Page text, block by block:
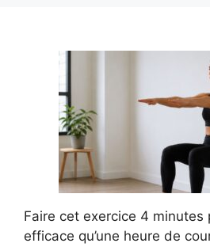
Faire cet exercice 4 minutes
efficace qu’une heure de